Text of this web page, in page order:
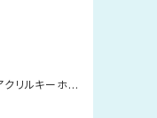
リルキーホル